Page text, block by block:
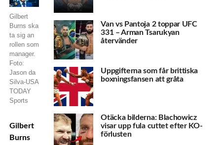
Gilbert
Burns ska
ta sig an
rollen som
manager.
Foto:
Jason da
Silva-USA
TODAY
Sports
Gilbert
Burns
Van vs Pantoja 2 toppar UFC
331 – Arman Tsarukyan
återvänder
Uppgifterna som får brittiska
boxningsfansen att gråta
Otäcka bilderna: Blachowicz
visar upp fula cuttet efter KO-
förlusten